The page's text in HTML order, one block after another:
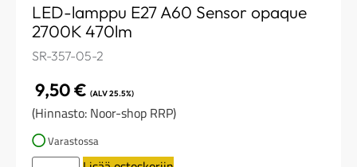
LED-lamppu E27 A60 Sensor opaque
2700K 470lm
SR-357-05-2
9,50€ (ALV 25.5%)
(Hinnasto: Noor-shop RRP)
Varastossa